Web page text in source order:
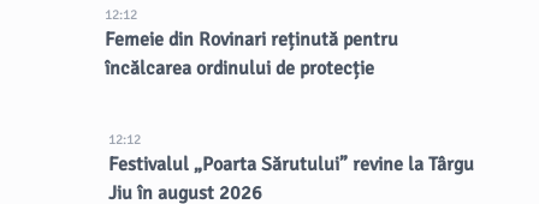
12:12
Femeie din Rovinari reținută pentru
încălcarea ordinului de protecție
12:12
Festivalul „Poarta Sărutului” revine la Târgu
Jiu în august 2026